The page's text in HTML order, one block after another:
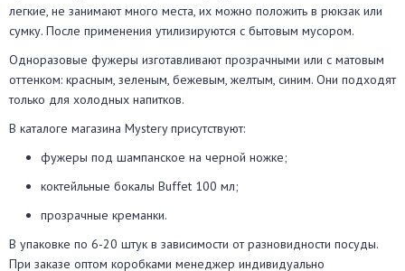
легкие, не занимают много места, их можно положить в рюкзак или
сумку. После применения утилизируются с бытовым мусором.
Одноразовые фужеры изготавливают прозрачными или с матовым
оттенком: красным, зеленым, бежевым, желтым, синим. Они подходят
только для холодных напитков.
В каталоге магазина Mystery присутствуют:
фужеры под шампанское на черной ножке;
коктейльные бокалы Buffet 100 мл;
прозрачные креманки.
В упаковке по 6-20 штук в зависимости от разновидности посуды.
При заказе оптом коробками менеджер индивидуально